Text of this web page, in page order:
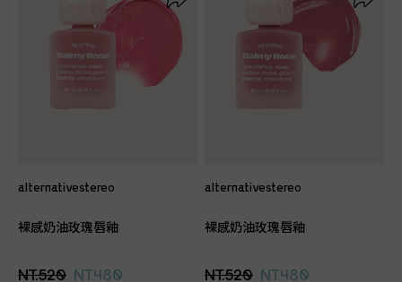
alternativestereo
裸感奶油玫瑰唇釉
NT.520 NT.480
alternativestereo
裸感奶油玫瑰唇釉
NT.520 NT.480